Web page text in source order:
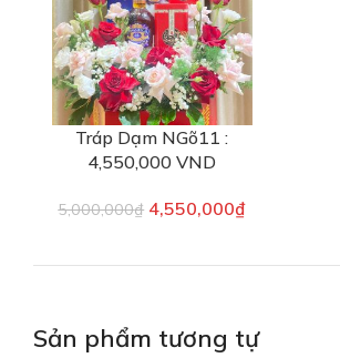
Tráp Dạm NGõ11 :
4,550,000 VND
5,000,000₫ 4,550,000₫
Sản phẩm tương tự